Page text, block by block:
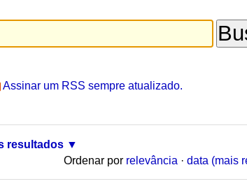
Assinar um RSS sempre atualizado.
resultados
Ordenar por relevância · data (mais